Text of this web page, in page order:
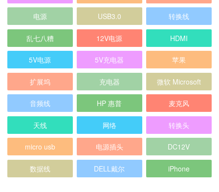
电源 USB3.0 转换线
乱七八糟 12V电源 HDMI
5V电源 5V充电器 苹果
扩展坞 充电器 微软 Microsoft
音频线 HP 惠普 麦克风
天线 网络 转换头
micro usb 电源插头 DC12V
数据线 DELL戴尔 iPhone